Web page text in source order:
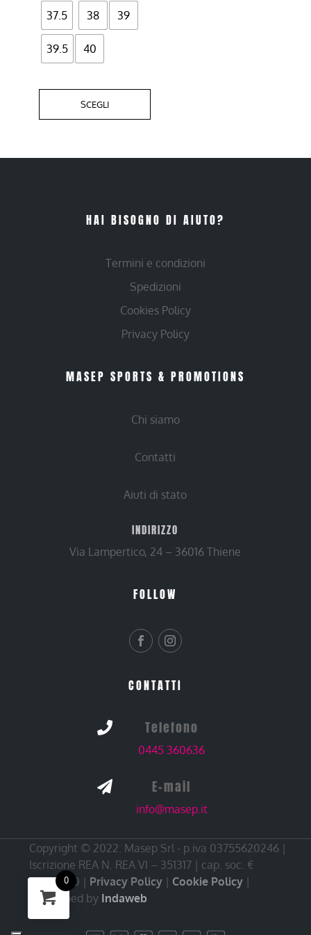
37.5 38 39
39.5 40
SCEGLI
HAI BISOGNO DI AIUTO?
Termini e condizioni
Spedizioni
Cookies Policy
Privacy Policy
MASEP SPORTS & PROMOTIONS
Chi siamo
Contatti
Aiuti di stato
INDIRIZZO
Via Lampertico, 24 – 36016 Thiene
FOLLOW
CONTATTI
 Telefono
0445 360636
 E-mail
info@masep.it
Copyright © 2022. Masep Srl - p.iva 03755620246 |
Iscrizione REA N. REA VI – 351317 | cap. soc. €
10.000,00 | Privacy Policy | Cookie Policy |
Developed by Indaweb
0